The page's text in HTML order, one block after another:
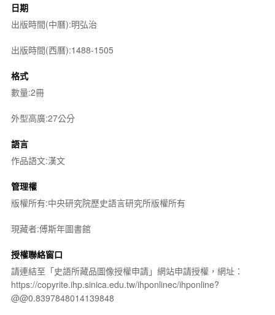
日期
出版時間(中曆):明弘治
出版時間(西曆):1488-1505
格式
數量:2冊
外型高廣:27公分
語言
作品語文:漢文
管理權
版權所有:中央研究院歷史語言研究所版權所有
現藏者:傅斯年圖書館
授權聯絡窗口
請連結至「史語所藏品圖像授權申請」網站申請授權，網址：
https://copyrite.ihp.sinica.edu.tw/ihponlinec/ihponline?
@@0.8397848014139848